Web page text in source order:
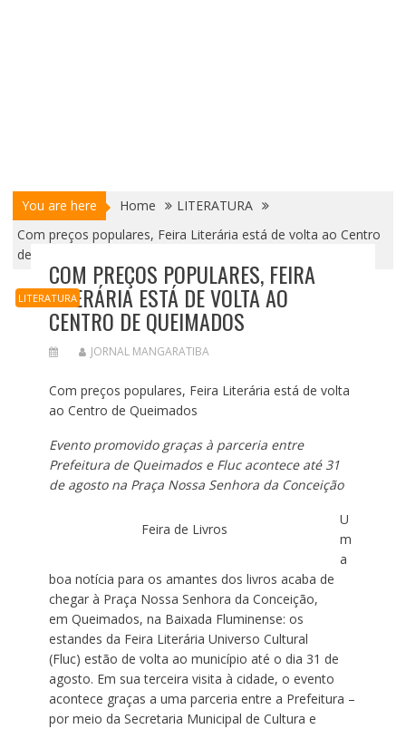
You are here Home
LITERATURA
Com preços populares, Feira Literária está de volta ao Centro
de Queimados
LITERATURA
COM PREÇOS POPULARES, FEIRA
LITERÁRIA ESTÁ DE VOLTA AO
CENTRO DE QUEIMADOS
JORNAL MANGARATIBA
Com preços populares, Feira Literária está de volta
ao Centro de Queimados
Evento promovido graças à parceria entre
Prefeitura de Queimados e Flucacontece até31
de agosto na Praça Nossa Senhora da Conceição
Feira de Livros
U
m
a
boa notícia para os amantes dos livros acaba de
chegar à Praça Nossa Senhora da Conceição,
em Queimados, na Baixada Fluminense: os
estandes da Feira Literária Universo Cultural
(Fluc) estão de volta ao município até o dia 31 de
agosto. Em sua terceira visita à cidade, o evento
acontece graças a uma parceria entre a Prefeitura –
por meio da Secretaria Municipal de Cultura e